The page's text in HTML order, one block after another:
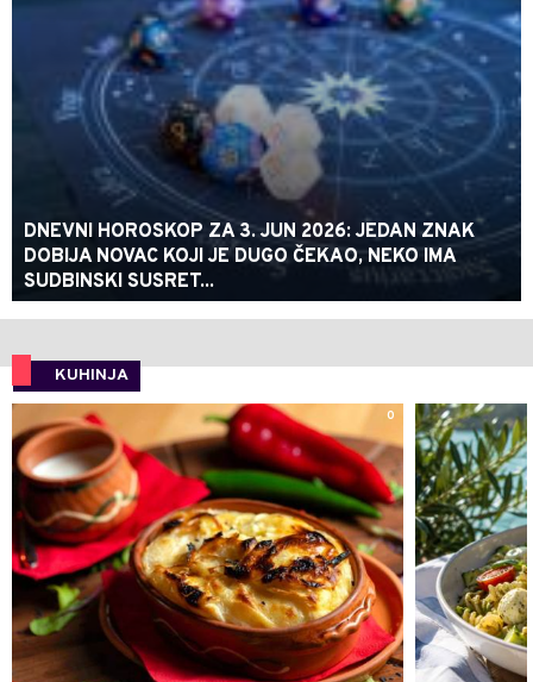
DNEVNI HOROSKOP ZA 3. JUN 2026: JEDAN ZNAK
DOBIJA NOVAC KOJI JE DUGO ČEKAO, NEKO IMA
SUDBINSKI SUSRET...
KUHINJA
0